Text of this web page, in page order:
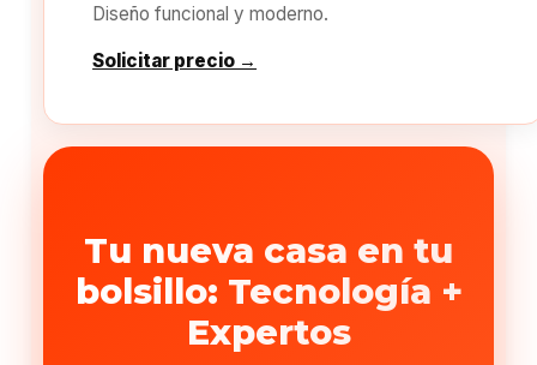
Diseño funcional y moderno.
Solicitar precio →
Tu nueva casa en tu
bolsillo: Tecnología +
Expertos